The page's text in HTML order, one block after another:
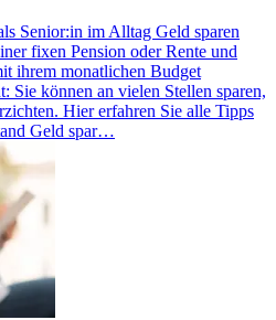
Senior:in im Alltag Geld sparen
fixen Pension oder Rente und
ihrem monatlichen Budget
Sie können an vielen Stellen sparen,
Hier erfahren Sie alle Tipps
Geld spar…